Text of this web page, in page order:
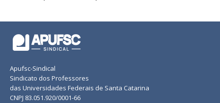
Apufsc-Sindical
Sindicato dos Professores
das Universidades Federais de Santa Catarina
CNPJ 83.051.920/0001-66